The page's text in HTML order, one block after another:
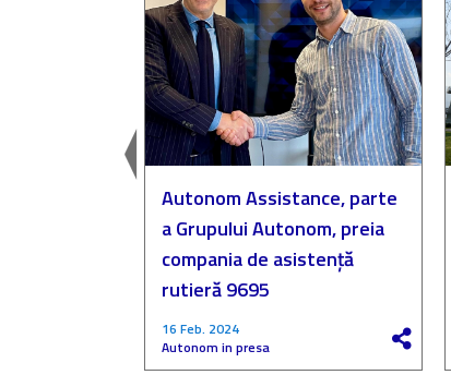
Autonom Assistance, parte
a Grupului Autonom, preia
compania de asistență
rutieră 9695
16 Feb. 2024
Autonom in presa